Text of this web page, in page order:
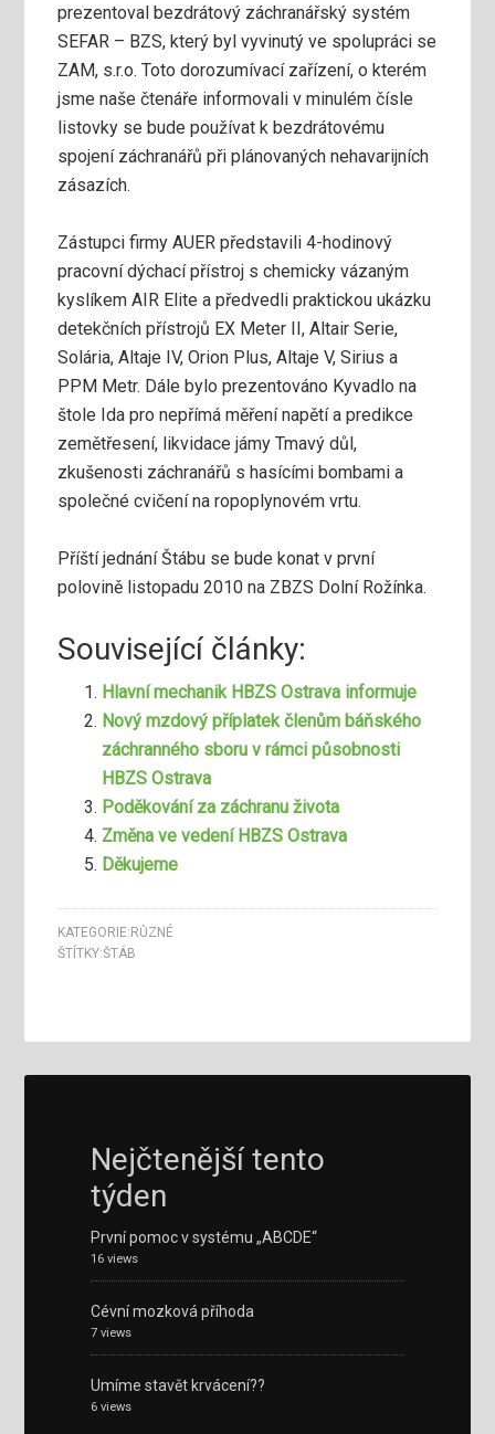
prezentoval bezdrátový záchranářský systém
SEFAR – BZS, který byl vyvinutý ve spolupráci se
ZAM, s.r.o. Toto dorozumívací zařízení, o kterém
jsme naše čtenáře informovali v minulém čísle
listovky se bude používat k bezdrátovému
spojení záchranářů při plánovaných nehavarijních
zásazích.
Zástupci firmy AUER představili 4-hodinový
pracovní dýchací přístroj s chemicky vázaným
kyslíkem AIR Elite a předvedli praktickou ukázku
detekčních přístrojů EX Meter II, Altair Serie,
Solária, Altaje IV, Orion Plus, Altaje V, Sirius a
PPM Metr. Dále bylo prezentováno Kyvadlo na
štole Ida pro nepřímá měření napětí a predikce
zemětřesení, likvidace jámy Tmavý důl,
zkušenosti záchranářů s hasícími bombami a
společné cvičení na ropoplynovém vrtu.
Příští jednání Štábu se bude konat v první
polovině listopadu 2010 na ZBZS Dolní Rožínka.
Související články:
Hlavní mechanik HBZS Ostrava informuje
Nový mzdový příplatek členům báňského
záchranného sboru v rámci působnosti
HBZS Ostrava
Poděkování za záchranu života
Změna ve vedení HBZS Ostrava
Děkujeme
KATEGORIE: RŮZNÉ
ŠTÍTKY:ŠTÁB
Nejčtenější tento
týden
První pomoc v systému „ABCDE“
16 views
Cévní mozková příhoda
7 views
Umíme stavět krvácení??
6 views